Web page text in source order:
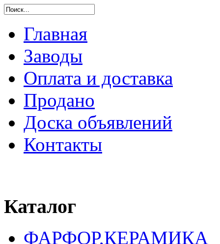
Главная
Заводы
Оплата и доставка
Продано
Доска объявлений
Контакты
Каталог
ФАРФОР,КЕРАМИКА